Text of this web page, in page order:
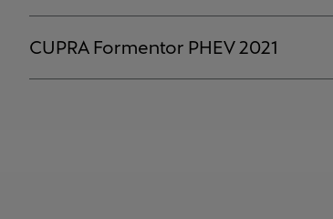
CUPRA Formentor PHEV 2021